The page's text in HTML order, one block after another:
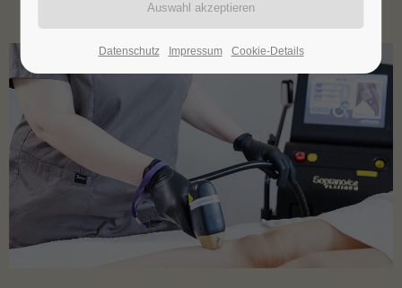
24h/ 365days
We offer support for our customers
Mon - Fri 8:00am - 5:00pm
Get in touch
Cybersteel Inc.
376-293 City Road, Suite 600
San Francisco, CA 94102
Datenschutz Impressum Cookie-Details